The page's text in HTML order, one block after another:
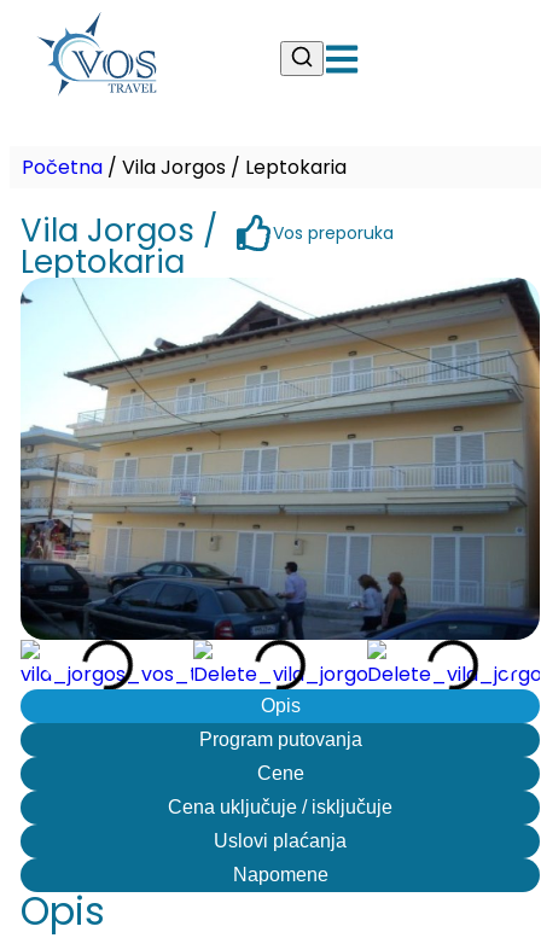
Početna / Vila Jorgos / Leptokaria
Vila Jorgos /
Leptokaria
Vos preporuka
Opis
Program putovanja
Cene
Cena uključuje / isključuje
Uslovi plaćanja
Napomene
Opis